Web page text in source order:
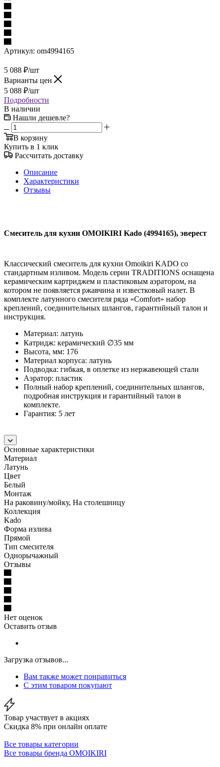
Артикул: om4994165
5 088 ₽/шт
Варианты цен
5 088 ₽/шт
Подробности
В наличии
Нашли дешевле?
В корзину
Купить в 1 клик
Рассчитать доставку
Описание
Характеристики
Отзывы
Смеситель для кухни OMOIKIRI Kado (4994165), эверест
Классический смеситель для кухни Omoikiri KADO со
стандартным изливом. Модель серии TRADITIONS оснащена
керамическим картриджем и пластиковым аэратором, на
котором не появляется ржавчина и известковый налет. В
комплекте латунного смесителя ряда «Comfort» набор
креплений, соединительных шлангов, гарантийный талон и
инструкция.
Материал: латунь
Катридж: керамический ∅35 мм
Высота, мм: 176
Материал корпуса: латунь
Подводка: гибкая, в оплетке из нержавеющей стали
Аэратор: пластик
Полный набор креплений, соединительных шлангов,
подробная инструкция и гарантийный талон в
комплекте.
Гарантия: 5 лет
Основные характеристики
Материал
Латунь
Цвет
Белый
Монтаж
На раковину/мойку, На столешницу
Коллекция
Kado
Форма излива
Прямой
Тип смесителя
Однорычажный
Отзывы
Нет оценок
Оставить отзыв
Загрузка отзывов...
Вам также может понравиться
С этим товаром покупают
Товар участвует в акциях
Скидка 8% при онлайн оплате
Все товары категории
Все товары бренда OMOIKIRI